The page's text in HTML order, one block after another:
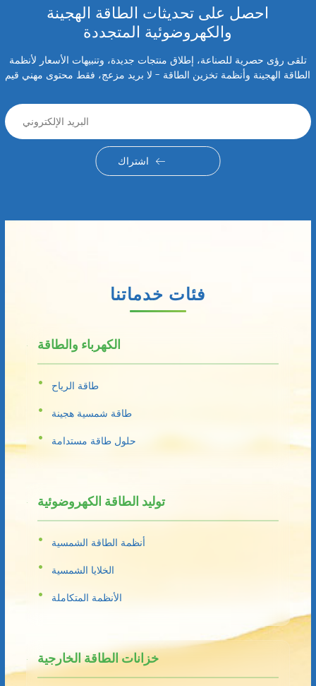
احصل على تحديثات الطاقة الهجينة
والكهروضوئية المتجددة
تلقى رؤى حصرية للصناعة، إطلاق منتجات جديدة، وتنبيهات الأسعار لأنظمة
الطاقة الهجينة وأنظمة تخزين الطاقة - لا بريد مزعج، فقط محتوى مهني قيم
اشتراك
فئات خدماتنا
الكهرباء والطاقة
طاقة الرياح
طاقة شمسية هجينة
حلول طاقة مستدامة
توليد الطاقة الكهروضوئية
أنظمة الطاقة الشمسية
الخلايا الشمسية
الأنظمة المتكاملة
خزانات الطاقة الخارجية